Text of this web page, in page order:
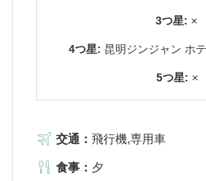
3つ星: ×
4つ星: 昆明ジンジャン ホ
5つ星: ×
交通： 飛行機,専用車
食事： 夕